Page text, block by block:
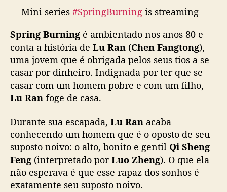
e
u
o
Z
h
e
C
h
e
n
F
Mini series #SpringBurning is streaming
(Available globally)
Starring #LuoZheng #ChenFangtong #春风燃
情 #罗正 #陈芳彤 #WeTV #WeTVAlwaysMore
pic.twitter.com/nzbTW8iffA
2025
Spring Burning é ambientado nos anos 80 e
conta a história de Lu Ran (Chen Fangtong),
uma jovem que é obrigada pelos seus tios a se
casar por dinheiro. Indignada por ter que se
casar com um homem pobre e com um filho,
Lu Ran foge de casa.
Durante sua escapada, Lu Ran acaba
conhecendo um homem que é o oposto de seu
suposto noivo: o alto, bonito e gentil Qi Sheng
Feng (interpretado porLuo Zheng). O que ela
não esperava é que esse rapaz dos sonhos é
exatamente seu suposto noivo.